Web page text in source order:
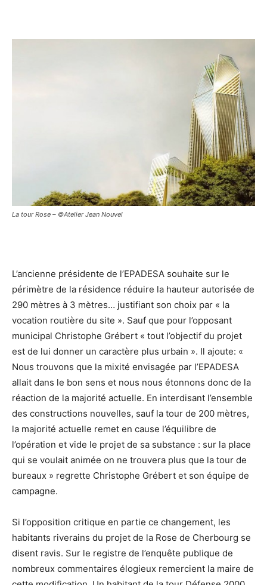
La tour Rose – ©Atelier Jean Nouvel
L’ancienne présidente de l’EPADESA souhaite sur le
périmètre de la résidence réduire la hauteur autorisée de
290 mètres à 3 mètres… justifiant son choix par « la
vocation routière du site ». Sauf que pour l’opposant
municipal Christophe Grébert « tout l’objectif du projet
est de lui donner un caractère plus urbain ». Il ajoute: «
Nous trouvons que la mixité envisagée par l’EPADESA
allait dans le bon sens et nous nous étonnons donc de la
réaction de la majorité actuelle. En interdisant l’ensemble
des constructions nouvelles, sauf la tour de 200 mètres,
la majorité actuelle remet en cause l’équilibre de
l’opération et vide le projet de sa substance : sur la place
qui se voulait animée on ne trouvera plus que la tour de
bureaux » regrette Christophe Grébert et son équipe de
campagne.
Si l’opposition critique en partie ce changement, les
habitants riverains du projet de la Rose de Cherbourg se
disent ravis. Sur le registre de l’enquête publique de
nombreux commentaires élogieux remercient la maire de